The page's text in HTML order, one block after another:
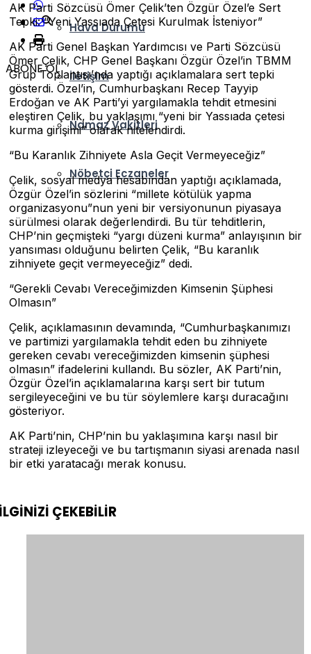
Hava Durumu
İletişim
Namaz Vakitleri
Nöbetçi Eczaneler
ABONE OL
AK Parti Sözcüsü Ömer Çelik’ten Özgür Özel’e Sert
Tepki: “Yeni Yassıada Çetesi Kurulmak İsteniyor”
AK Parti Genel Başkan Yardımcısı ve Parti Sözcüsü
Ömer Çelik, CHP Genel Başkanı Özgür Özel’in TBMM
Grup Toplantısı’nda yaptığı açıklamalara sert tepki
gösterdi. Özel’in, Cumhurbaşkanı Recep Tayyip
Erdoğan ve AK Parti’yi yargılamakla tehdit etmesini
eleştiren Çelik, bu yaklaşımı “yeni bir Yassıada çetesi
kurma girişimi” olarak nitelendirdi.
“Bu Karanlık Zihniyete Asla Geçit Vermeyeceğiz”
Çelik, sosyal medya hesabından yaptığı açıklamada,
Özgür Özel’in sözlerini “millete kötülük yapma
organizasyonu”nun yeni bir versiyonunun piyasaya
sürülmesi olarak değerlendirdi. Bu tür tehditlerin,
CHP’nin geçmişteki “yargı düzeni kurma” anlayışının bir
yansıması olduğunu belirten Çelik, “Bu karanlık
zihniyete geçit vermeyeceğiz” dedi.
“Gerekli Cevabı Vereceğimizden Kimsenin Şüphesi
Olmasın”
Çelik, açıklamasının devamında, “Cumhurbaşkanımızı
ve partimizi yargılamakla tehdit eden bu zihniyete
gereken cevabı vereceğimizden kimsenin şüphesi
olmasın” ifadelerini kullandı. Bu sözler, AK Parti’nin,
Özgür Özel’in açıklamalarına karşı sert bir tutum
sergileyeceğini ve bu tür söylemlere karşı duracağını
gösteriyor.
AK Parti’nin, CHP’nin bu yaklaşımına karşı nasıl bir
strateji izleyeceği ve bu tartışmanın siyasi arenada nasıl
bir etki yaratacağı merak konusu.
ÇEKEBİLİR